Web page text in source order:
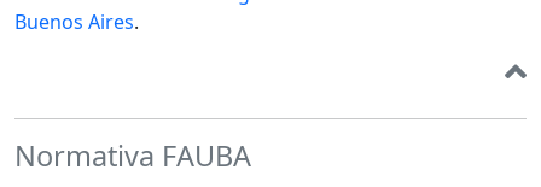
Buenos Aires.
Normativa FAUBA